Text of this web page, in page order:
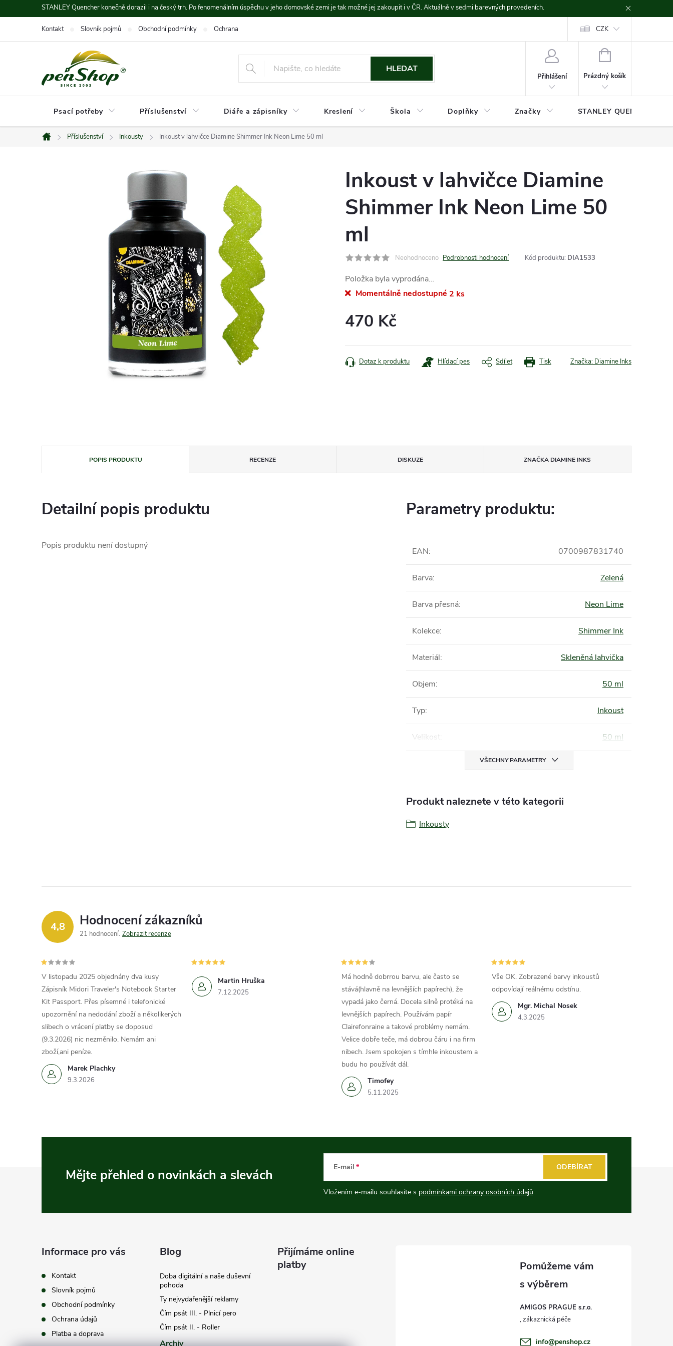
na
STANLEY Quencher konečně dorazil i na český trh. Po fenomenálním úspěchu v jeho domovské zemi je tak možné jej zakoupit i v ČR. Aktuálně v sedmi barevných provedeních.
Kontakt Slovník pojmů Obchodní podmínky Ochrana údajů CZK
HLEDAT
Přihlášení
NÁKUPNÍ
Prázdný košík
Psací potřeby Příslušenství Diáře a zápisníky Kreslení Škola Doplňky Značky STANLEY QUENCHER
Domů
Příslušenství Inkousty Inkoust v lahvičce Diamine Shimmer Ink Neon Lime 50 ml
Inkoust v lahvičce Diamine
Shimmer Ink Neon Lime 50
ml
Neohodnoceno Podrobnosti hodnocení Kód produktu: DIA1533
Položka byla vyprodána…
Momentálně nedostupné 2 ks
470 Kč
cena:
Tisk
Dotaz k produktu Hlídací pes Sdílet Značka: Diamine Inks
POPIS PRODUKTU RECENZE DISKUZE ZNAČKA DIAMINE INKS
Detailní popis produktu
Popis produktu není dostupný
Parametry produktu:
EAN: 0700987831740
Barva: Zelená
Barva přesná: Neon Lime
Kolekce: Shimmer Ink
Materiál: Skleněná lahvička
Objem: 50 ml
Typ: Inkoust
Velikost: 50 ml
VŠECHNY PARAMETRY
Produkt naleznete v této kategorii
Inkousty
4,8 Hodnocení zákazníků
21 hodnocení Zobrazit recenze
Marek Plachky
9.3.2026
V listopadu 2025 objednány dva kusy
Zápisník Midori Traveler's Notebook Starter
Kit Passport. Přes písemné i telefonické
upozornění na nedodání zboží a několikerých
slibech o vrácení platby se doposud
(9.3.2026) nic nezměnilo. Nemám ani
zboží,ani peníze.
Martin Hruška
7.12.2025
Timofey
5.11.2025
Má hodně dobrrou barvu, ale často se
stává(hlavně na levnějších papírech), že
vypadá jako černá. Docela silně protéká na
levnějších papírech. Používám papír
Clairefonraine a takové problémy nemám.
Velice dobře teče, má dobrou čáru i na firm
nibech. Jsem spokojen s tímhle inkoustem a
budu ho používát dál.
Mgr. Michal Nosek
4.3.2025
Vše OK. Zobrazené barvy inkoustů
odpovídají reálnému odstínu.
Mějte přehled o novinkách a slevách E-mail
Vložením e-mailu souhlasíte s podmínkami ochrany osobních údajů
ODEBÍRAT
Informace pro vás
Kontakt
Slovník pojmů
Obchodní podmínky
Ochrana údajů
Platba a doprava
Blog
Doba digitální a naše duševní
pohoda
Ty nejvydařenější reklamy
Čím psát III. - Plnicí pero
Čím psát II. - Roller
Archiv
Přijímáme online
platby
AMIGOS PRAGUE s.r.o.
info@penshop.cz